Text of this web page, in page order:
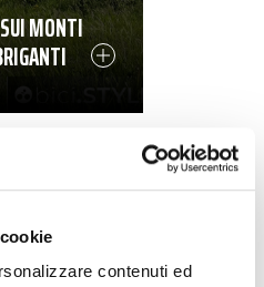
contenuti ed
MONTI